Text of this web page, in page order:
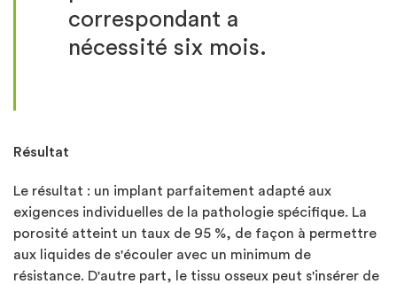
correspondant a
nécessité six mois.
Résultat
Le résultat : un implant parfaitement adapté aux
exigences individuelles de la pathologie spécifique. La
porosité atteint un taux de 95 %, de façon à permettre
aux liquides de s'écouler avec un minimum de
résistance. D'autre part, le tissu osseux peut s'insérer de